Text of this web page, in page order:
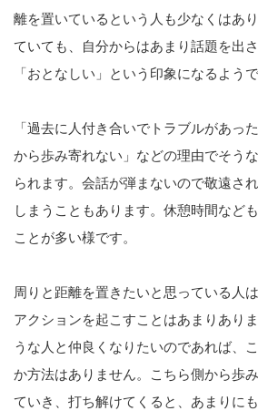
離を置いているという人も少なくはあ
ていても、自分からはあまり話題を出
「おとなしい」という印象になるようで
「過去に人付き合いでトラブルがあっ
から歩み寄れない」などの理由でそう
られます。会話が弾まないので敬遠さ
しまうこともあります。休憩時間など
ことが多い様です。
周りと距離を置きたいと思っている人
アクションを起こすことはあまりあり
うな人と仲良くなりたいのであれば、
か方法はありません。こちら側から歩
ていき、打ち解けてくると、あまりに